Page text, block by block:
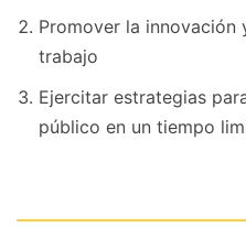
Promover la innovación
trabajo
Ejercitar estrategias
público en un tiempo